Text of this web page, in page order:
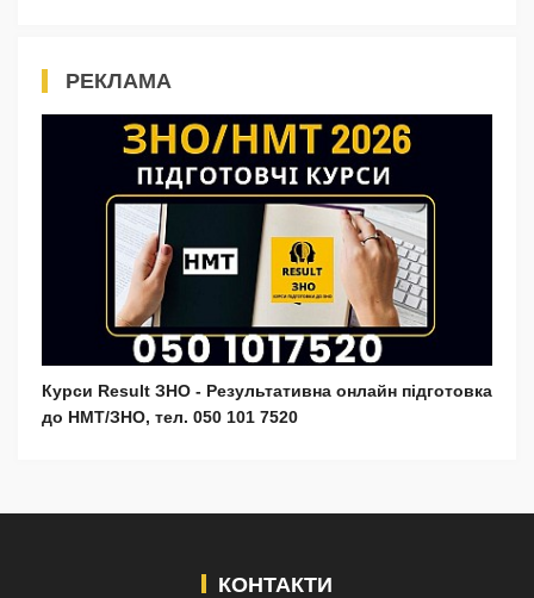
РЕКЛАМА
Курси Result ЗНО - Результативна онлайн підготовка
до НМТ/ЗНО, тел. 050 101 7520
КОНТАКТИ